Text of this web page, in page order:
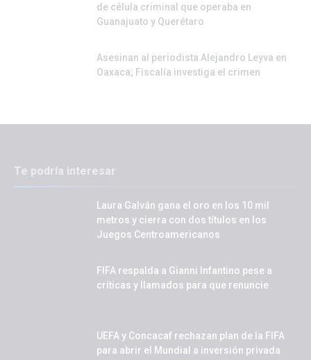
de célula criminal que operaba en
Guanajuato y Querétaro
Asesinan al periodista Alejandro Leyva en
Oaxaca; Fiscalía investiga el crimen
Te podría interesar
Laura Galván gana el oro en los 10 mil
metros y cierra con dos títulos en los
Juegos Centroamericanos
FIFA respalda a Gianni Infantino pese a
críticas y llamados para que renuncie
UEFA y Concacaf rechazan plan de la FIFA
para abrir el Mundial a inversión privada